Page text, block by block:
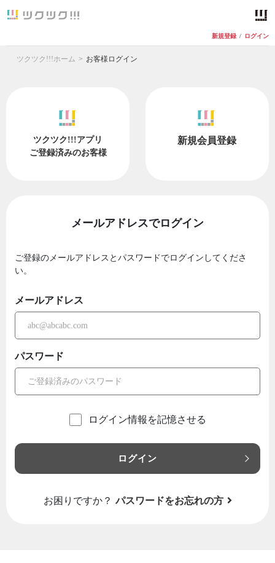
新規登録 / ログイン
ツクツク!!!ホーム お客様ログイン
ツクツク!!!アプリ
ご登録済みのお客様
新規会員登録
メールアドレスでログイン
ご登録のメールアドレスとパスワードでログインしてくださ
い。
メールアドレス
パスワード
ログイン情報を記憶させる
ログイン
お困りですか？ パスワードをお忘れの方